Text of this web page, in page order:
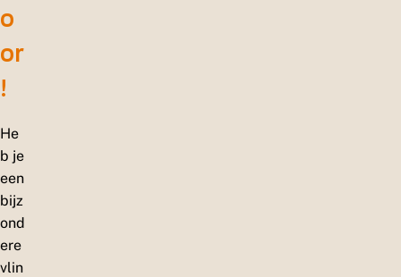
o
or
!
He
b je
een
bijz
ond
ere
vlin